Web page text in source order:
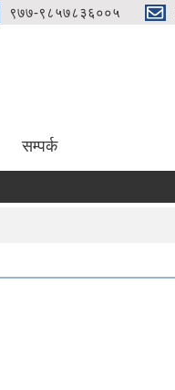
९७७-९८५७८३६००५
सम्पर्क